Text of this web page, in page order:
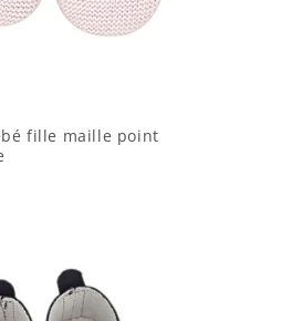
fille maille point